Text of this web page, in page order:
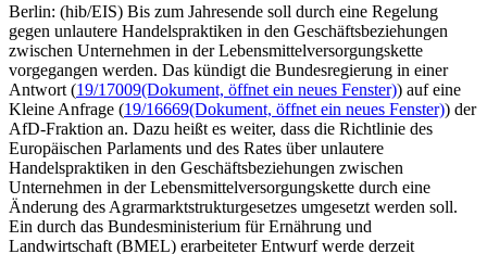
Berlin: (hib/EIS) Bis zum Jahresende soll durch eine Regelung
gegen unlautere Handelspraktiken in den Geschäftsbeziehungen
zwischen Unternehmen in der Lebensmittelversorgungskette
vorgegangen werden. Das kündigt die Bundesregierung in einer
Antwort (19/17009(Dokument, öffnet ein neues Fenster)) auf eine
Kleine Anfrage (19/16669(Dokument, öffnet ein neues Fenster)) der
AfD-Fraktion an. Dazu heißt es weiter, dass die Richtlinie des
Europäischen Parlaments und des Rates über unlautere
Handelspraktiken in den Geschäftsbeziehungen zwischen
Unternehmen in der Lebensmittelversorgungskette durch eine
Änderung des Agrarmarktstrukturgesetzes umgesetzt werden soll.
Ein durch das Bundesministerium für Ernährung und
Landwirtschaft (BMEL) erarbeiteter Entwurf werde derzeit